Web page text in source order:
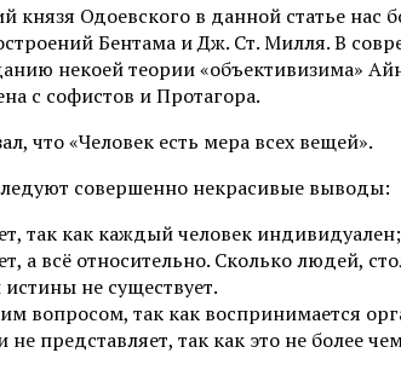
Одоевского в данной статье нас
Бентама и Дж. Ст. Милля. В
некоей теории «объективизима»
с софистов и Протагора.
что «Человек есть мера всех вещей».
совершенно некрасивые выводы:
так как каждый человек индивидуален;
а всё относительно. Сколько людей,
не существует.
вопросом, так как воспринимается
представляет, так как это не более